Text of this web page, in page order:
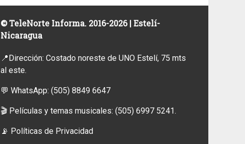
© TeleNorte Informa. 2016-2026 | Estelí-
Nicaragua
📍Dirección: Costado noreste de UNO Estelí, 75 mts
al este.
💬 WhatsApp:(505) 8849 6647
🎬 Películas y temas musicales:(505) 6997 5241.
📡 Políticas de Privacidad